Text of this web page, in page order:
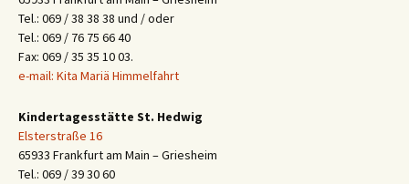
Tel.: 069 / 38 38 38 und / oder
Tel.: 069 / 76 75 66 40
Fax: 069 / 35 35 10 03.
e-mail: Kita Mariä Himmelfahrt
Kindertagesstätte St. Hedwig
Elsterstraße 16
65933 Frankfurt am Main – Griesheim
Tel.: 069 / 39 30 60